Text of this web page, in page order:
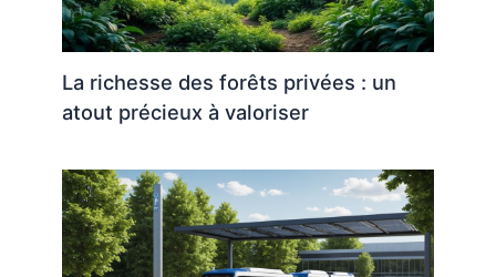
La richesse des forêts privées : un
atout précieux à valoriser